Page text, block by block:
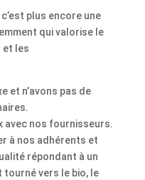
c’est plus encore une
qui valorise le
et les
et n’avons pas de
avec nos fournisseurs.
à nos adhérents et
répondant à un
tourné vers le bio, le